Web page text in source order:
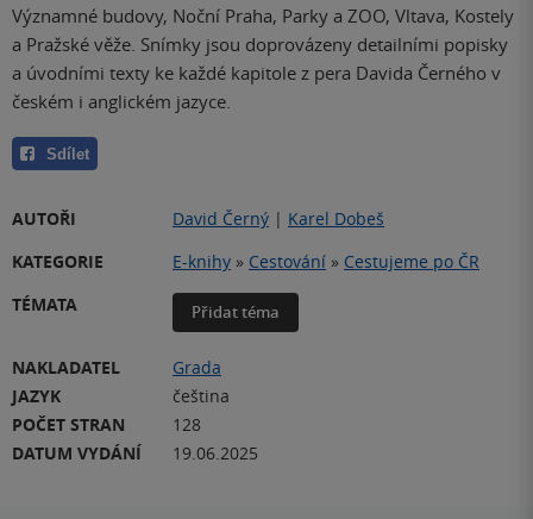
Významné budovy, Noční Praha, Parky a ZOO, Vltava, Kostely
a Pražské věže. Snímky jsou doprovázeny detailními popisky
a úvodními texty ke každé kapitole z pera Davida Černého v
českém i anglickém jazyce.
Sdílet
AUTOŘI David Černý | Karel Dobeš
KATEGORIE
E-knihy » Cestování » Cestujeme po ČR
TÉMATA
Přidat téma
NAKLADATEL
Grada
JAZYK
čeština
POČET STRAN
128
DATUM VYDÁNÍ
19.06.2025